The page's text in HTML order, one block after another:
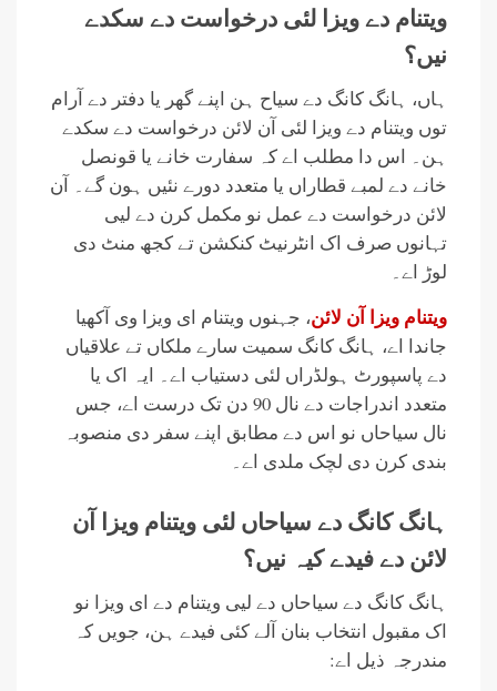
ویتنام دے ویزا لئی درخواست دے سکدے
نیں؟
ہاں، ہانگ کانگ دے سیاح ہن اپنے گھر یا دفتر دے آرام
توں ویتنام دے ویزا لئی آن لائن درخواست دے سکدے
ہن۔ اس دا مطلب اے کہ سفارت خانے یا قونصل
خانے دے لمبے قطاراں یا متعدد دورے نئیں ہون گے۔ آن
لائن درخواست دے عمل نو مکمل کرن دے لیی
تہانوں صرف اک انٹرنیٹ کنکشن تے کجھ منٹ دی
لوڑ اے۔
ویتنام ویزا آن لائن، جہنوں ویتنام ای ویزا وی آکھیا
جاندا اے، ہانگ کانگ سمیت سارے ملکاں تے علاقیاں
دے پاسپورٹ ہولڈراں لئی دستیاب اے۔ ایہ اک یا
متعدد اندراجات دے نال 90 دن تک درست اے، جس
نال سیاحاں نو اس دے مطابق اپنے سفر دی منصوبہ
بندی کرن دی لچک ملدی اے۔
ہانگ کانگ دے سیاحاں لئی ویتنام ویزا آن
لائن دے فیدے کیہ نیں؟
ہانگ کانگ دے سیاحاں دے لیی ویتنام دے ای ویزا نو
اک مقبول انتخاب بنان آلے کئی فیدے ہن، جویں کہ
مندرجہ ذیل اے: